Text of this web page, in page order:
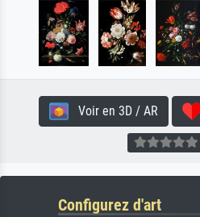
Voir en 3D / AR
Configurez d'art